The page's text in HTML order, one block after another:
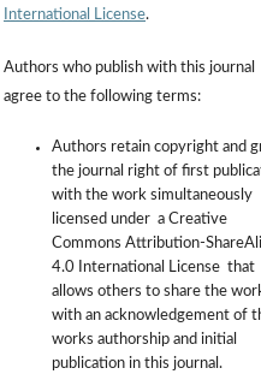
International License.
Authors who publish with this journal
agree to the following terms:
Authors retain copyright and
the journal right of first
with the work simultaneously
licensed under a Creative
Commons Attribution-
4.0 International License that
allows others to share the
with an acknowledgement of
works authorship and initial
publication in this journal.